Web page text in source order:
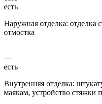
есть
Наружная отделка: отделка
отмостка
—
—
есть
Внутренняя отделка:
маякам, устройство стяжки